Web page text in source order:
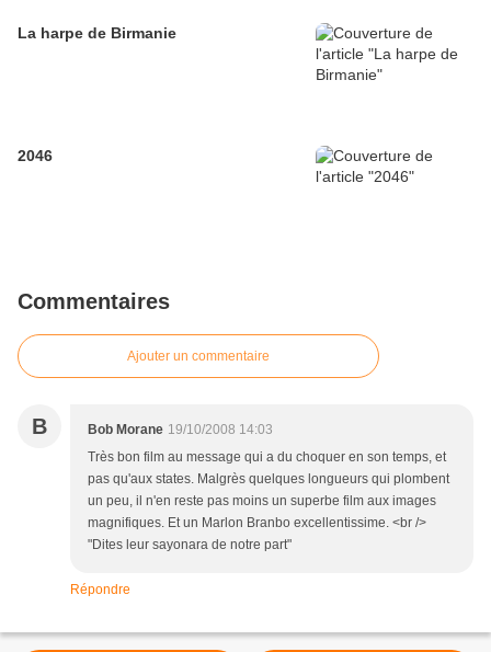
La harpe de Birmanie
2046
Commentaires
Ajouter un commentaire
B Bob Morane 19/10/2008 14:03
Très bon film au message qui a du choquer en son temps, et
pas qu'aux states. Malgrès quelques longueurs qui plombent
un peu, il n'en reste pas moins un superbe film aux images
magnifiques. Et un Marlon Branbo excellentissime. <br />
"Dites leur sayonara de notre part"
Répondre